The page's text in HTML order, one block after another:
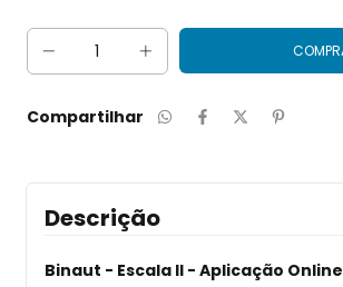
Compartilhar
Descrição
Binaut - Escala II - Aplicação Online